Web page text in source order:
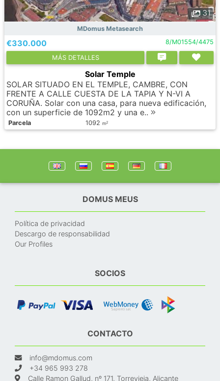
31
MDomus Metasearch
€330.000 8/M01554/4475
МÁS DETALLES
Solar Temple
SOLAR SITUADO EN EL TEMPLE, CAMBRE, CON
FRENTE A CALLE CUESTA DE LA TAPIA Y N-VI A
CORUÑA. Solar con una casa, para nueva edificación,
con un superficie de 1092m2 y una e..
Parcela 1092 m2
DOMUS MEUS
Política de privacidad
Descargo de responsabilidad
Our Profiles
SOCIOS
CONTACTO
info@mdomus.com
+34 965 993 278
Calle Ramon Gallud, nº 171, Torrevieja, Alicante